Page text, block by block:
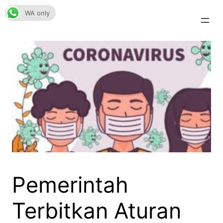
Skip
to
Pemerintah
Terbitkan Aturan
WA only